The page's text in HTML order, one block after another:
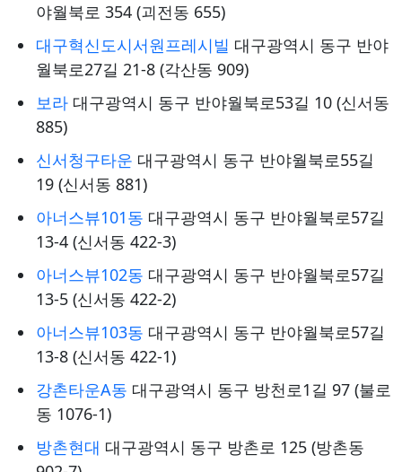
야월북로 354 (괴전동 655)
대구혁신도시서원프레시빌 대구광역시 동구 반야
월북로27길 21-8 (각산동 909)
보라 대구광역시 동구 반야월북로53길 10 (신서동
885)
신서청구타운 대구광역시 동구 반야월북로55길
19 (신서동 881)
아너스뷰101동 대구광역시 동구 반야월북로57길
13-4 (신서동 422-3)
아너스뷰102동 대구광역시 동구 반야월북로57길
13-5 (신서동 422-2)
아너스뷰103동 대구광역시 동구 반야월북로57길
13-8 (신서동 422-1)
강촌타운A동 대구광역시 동구 방천로1길 97 (불로
동 1076-1)
방촌현대 대구광역시 동구 방촌로 125 (방촌동